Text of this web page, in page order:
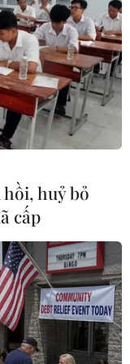
huỷ bỏ
cấp